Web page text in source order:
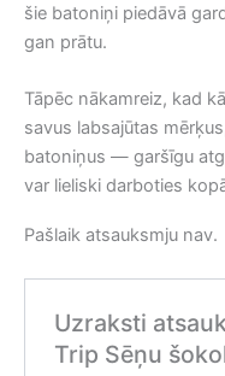
šie batoniņi piedāvā
gan prātu.
Tāpēc nākamreiz, kad
savus labsajūtas
batoniņus — garšīgu
var lieliski darboties
Pašlaik atsauksmju nav.
Uzraksti
Trip Sēņu